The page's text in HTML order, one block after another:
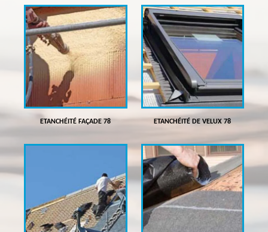
ETANCHÉITÉ FAÇADE 78 ETANCHÉITÉ DE VELUX 78